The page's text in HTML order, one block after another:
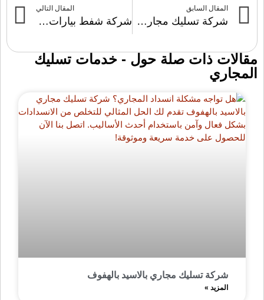
المقال السابق
شركة تسليك مجاري المطابخ بالمبرز
المقال التالي
شركة شفط بيارات بالهفوف
مقالات ذات صلة حول - خدمات تسليك
المجاري
شركة تسليك مجاري بالاسيد بالهفوف
المزيد »